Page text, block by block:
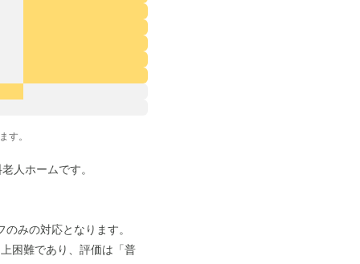
す。
人ホームです。
みの対応となります。
困難であり、評価は「普